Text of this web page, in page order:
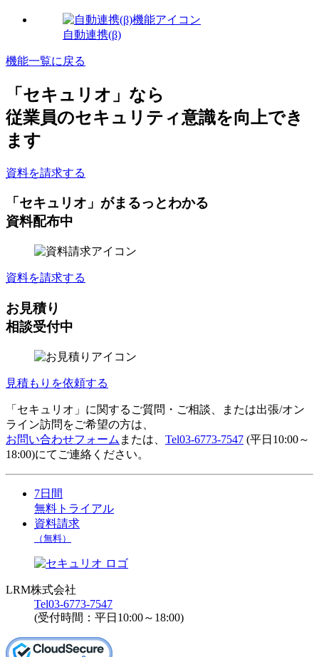
自動連携(β)
機能一覧に戻る
「セキュリオ」なら
従業員のセキュリティ意識を向上でき
ます
資料を請求する
「セキュリオ」がまるっとわかる
資料配布中
資料を請求する
お見積り
相談受付中
見積もりを依頼する
「セキュリオ」に関するご質問・ご相談、または出張/オン
ライン訪問をご希望の方は、
お問い合わせフォーム または、 Tel03-6773-7547 (平日10:00～
18:00)にてご連絡ください。
7日間
無料トライアル
資料請求
（無料）
LRM株式会社
Tel03-6773-7547
(受付時間：平日10:00～18:00)